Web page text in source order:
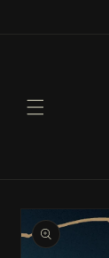
Skip to
product
information